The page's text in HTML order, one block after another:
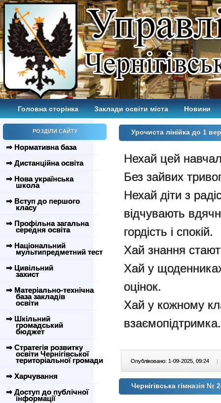
Головна сторінка Заклади освіти міста Новини
РОЗДІЛИ САЙТУ
⇒ Нормативна база
⇒ Дистанційна освіта
⇒ Нова українська
школа
⇒ Вступ до першого
класу
⇒ Профільна загальна
середня освіта
⇒ Національний
мультипредметний тест
⇒ Цивільний
захист
⇒ Матеріально-технічна
база закладів
освіти
⇒ Шкільний
громадський
бюджет
⇒ Стратегія розвитку
освіти Чернігівської
територіальної громади
⇒ Харчування
⇒ Доступ до публічної
інформації
Урочиста лінійка до 1
Нехай цей
Без зайвих
Нехай діти з
відчувають
гордість і спокій.
Хай знання
Хай у
оцінок.
Хай у кожному
взаємопідтримка.
Опубліковано: 1-09-2025, 09:24 |
Чернігівська гімназія №